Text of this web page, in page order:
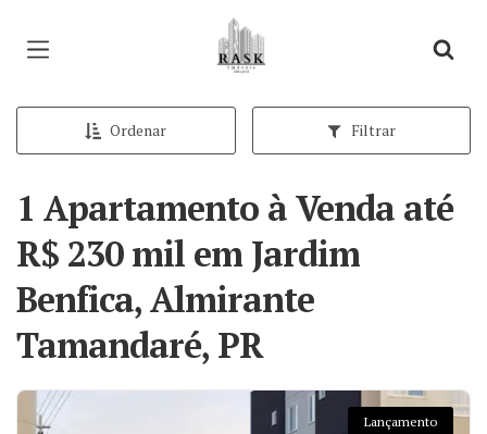
Página inicial
Ordenar Filtrar
1 Apartamento à Venda até
R$ 230 mil em Jardim
Benfica, Almirante
Tamandaré, PR
Lançamento